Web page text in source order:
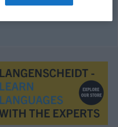
erfrischend